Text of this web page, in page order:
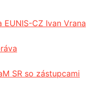
CZ Ivan Vrana
SR so zástupcami